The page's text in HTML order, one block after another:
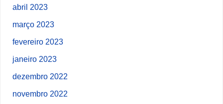
abril 2023
março 2023
fevereiro 2023
janeiro 2023
dezembro 2022
novembro 2022